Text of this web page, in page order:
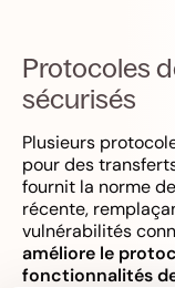
Protocoles
sécurisés
Plusieurs
pour des
fournit la norme
récente,
vulnérabilités
améliore le
fonctionnalités